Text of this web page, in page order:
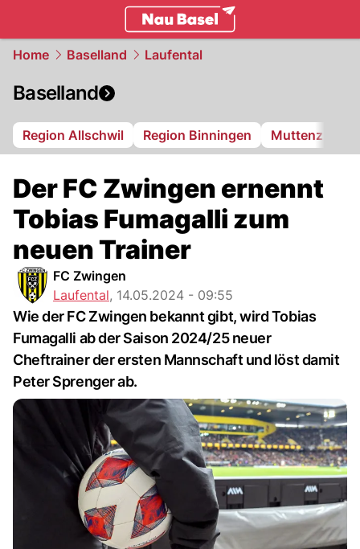
Home Baselland Laufental
Baselland
Region Allschwil Region Binningen Muttenz
Der FC Zwingen ernennt
Tobias Fumagalli zum
neuen Trainer
FC Zwingen
Laufental, 14.05.2024 - 09:55
Wie der FC Zwingen bekannt gibt, wird Tobias
Fumagalli ab der Saison 2024/25 neuer
Cheftrainer der ersten Mannschaft und löst damit
Peter Sprenger ab.